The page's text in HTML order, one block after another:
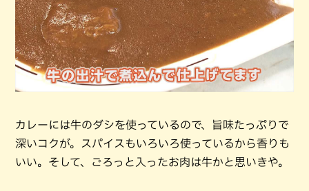
カレーには牛のダシを使っているので、旨味たっぷりで
深いコクが。スパイスもいろいろ使っているから香りも
いい。そして、ごろっと入ったお肉は牛かと思いきや。